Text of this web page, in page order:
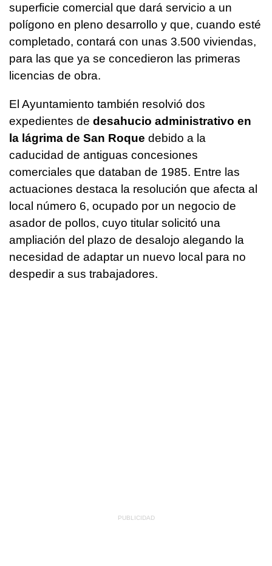
superficie comercial que dará servicio a un
polígono en pleno desarrollo y que, cuando esté
completado, contará con unas 3.500 viviendas,
para las que ya se concedieron las primeras
licencias de obra.
El Ayuntamiento también resolvió dos
expedientes de desahucio administrativo en
la lágrima de San Roque debido a la
caducidad de antiguas concesiones
comerciales que databan de 1985. Entre las
actuaciones destaca la resolución que afecta al
local número 6, ocupado por un negocio de
asador de pollos, cuyo titular solicitó una
ampliación del plazo de desalojo alegando la
necesidad de adaptar un nuevo local para no
despedir a sus trabajadores.